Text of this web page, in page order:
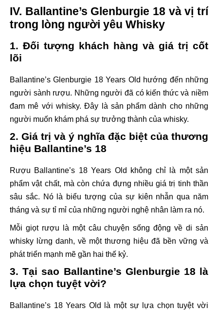
IV. Ballantine’s Glenburgie 18 và vị trí
trong lòng người yêu Whisky
1. Đối tượng khách hàng và giá trị cốt
lõi
Ballantine’s Glenburgie 18 Years Old hướng đến những
người sành rượu. Những người đã có kiến thức và niềm
đam mê với whisky. Đây là sản phẩm dành cho những
người muốn khám phá sự trưởng thành của whisky.
2. Giá trị và ý nghĩa đặc biệt của thương
hiệu Ballantine’s 18
Rượu Ballantine’s 18 Years Old không chỉ là một sản
phẩm vật chất, mà còn chứa đựng nhiều giá trị tinh thần
sâu sắc. Nó là biểu tượng của sự kiên nhẫn qua năm
tháng và sự tỉ mỉ của những người nghệ nhân làm ra nó.
Mỗi giọt rượu là một câu chuyện sống động về di sản
whisky lừng danh, về một thương hiệu đã bền vững và
phát triển mạnh mẽ gần hai thế kỷ.
3. Tại sao Ballantine’s Glenburgie 18 là
lựa chọn tuyệt vời?
Ballantine’s 18 Years Old là một sự lựa chọn tuyệt vời